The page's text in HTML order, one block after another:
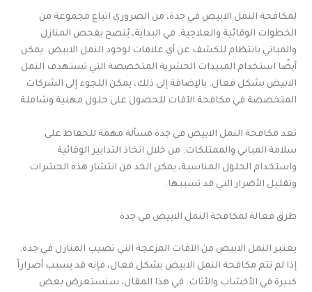
لمكافحة النمل الابيض في جدة، من الضروري اتباع مجموعة من
الخطوات الوقائية والعلاجية. في البداية، يُنصح بفحص المنازل
والمباني بانتظام للكشف عن أي علامات لوجود النمل الابيض. يمكن
أيضًا استخدام المبيدات الحشرية المتخصصة التي تستهدف النمل
الابيض بشكل فعال. بالإضافة إلى ذلك، يمكن اللجوء إلى الشركات
المتخصصة في مكافحة الآفات للحصول على حلول مهنية وشاملة.
تعد مكافحة النمل الابيض في جدة مسألة مهمة للحفاظ على
سلامة المباني والممتلكات. من خلال اتخاذ التدابير الوقائية
واستخدام الحلول المناسبة، يمكن الحد من انتشار هذه الحشرات
وتقليل الأضرار التي قد تسببها.
طرق فعالة لمكافحة النمل الابيض في جدة
يعتبر النمل الابيض من الآفات المزعجة التي تصيب المنازل في جدة.
إذا لم تتم مكافحة النمل الابيض بشكل فعال، فإنه قد يسبب أضراراً
كبيرة في الأخشاب والأثاث. في هذا المقال، سنستعرض بعض